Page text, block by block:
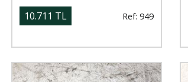
10.711 TL Ref: 949